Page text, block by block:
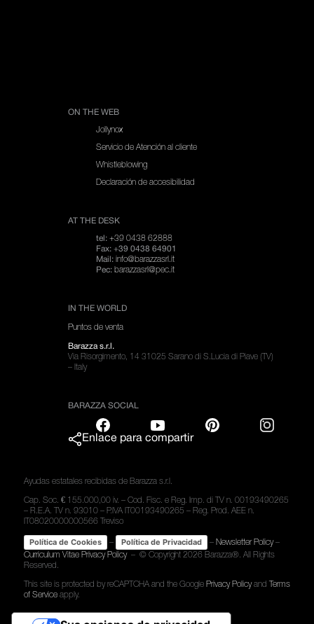
ON THE WEB
Jollynox
Servicio de Atención al cliente
Whistleblowing
Declaración de accesibilidad
AT THE DESK
tel: +39 0438 62888
Fax: +39 0438 64901
Mail: info@barazzasrl.it
Pec: barazzasrl@pec.it
IN THE WORLD
Puntos de venta
Barazza s.r.l.
Via Risorgimento, 14 31025 Sarano di S.Lucia di Piave (TV)
– Italy
BARAZZA SOCIAL
Enlace para compartir
Ayudas estatales recibidas de Barazza s.r.l.
Cap. Soc. € 155.000,00 iv. – Cod. Fisc. e Reg. Imp. di TV n. 00193490265
– R.E.A. TV n. 93010 – P.IVA IT00193490265 – Reg. Prod. AEE n.
IT08020000000566 Treviso
Política de Cookies – Política de Privacidad – Newsletter Policy–
Curriculum Vitae Privacy Policy– © Copyright 2026 Barazza®. All Rights
Reserved.
This site is protected by reCAPTCHA and the Google Privacy Policyand Terms
of Service apply.